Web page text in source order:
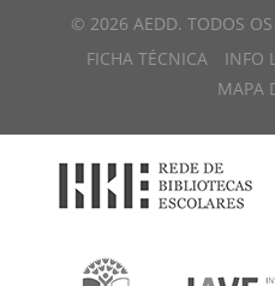
© 2026 AEDD. TODOS OS
FICHA TÉCNICA
INFO
MAPA